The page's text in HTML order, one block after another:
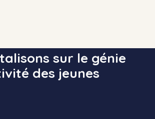
sur le génie
des jeunes